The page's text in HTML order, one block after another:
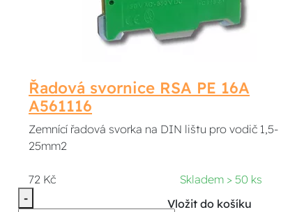
Řadová svornice RSA PE 16A
A561116
Zemnící řadová svorka na DIN lištu pro vodič 1,5-
25mm2
72 Kč
Skladem > 50 ks
-
Vložit do košíku